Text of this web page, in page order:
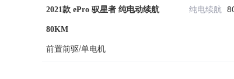
2021款 ePro 驭星者 纯电动续航
80KM
前置前驱/单电机
纯电续航